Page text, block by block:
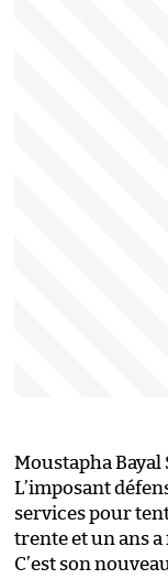
Moustapha
L’imposant
services pour
trente et un ans
C’est son